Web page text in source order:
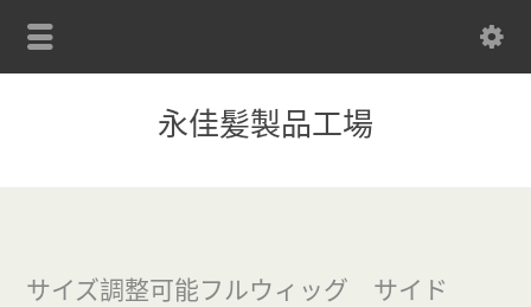
永佳髪製品工場
サイズ調整可能フルウィッグ サイド